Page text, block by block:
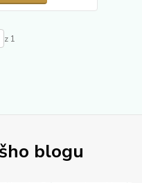
z 1
blogu